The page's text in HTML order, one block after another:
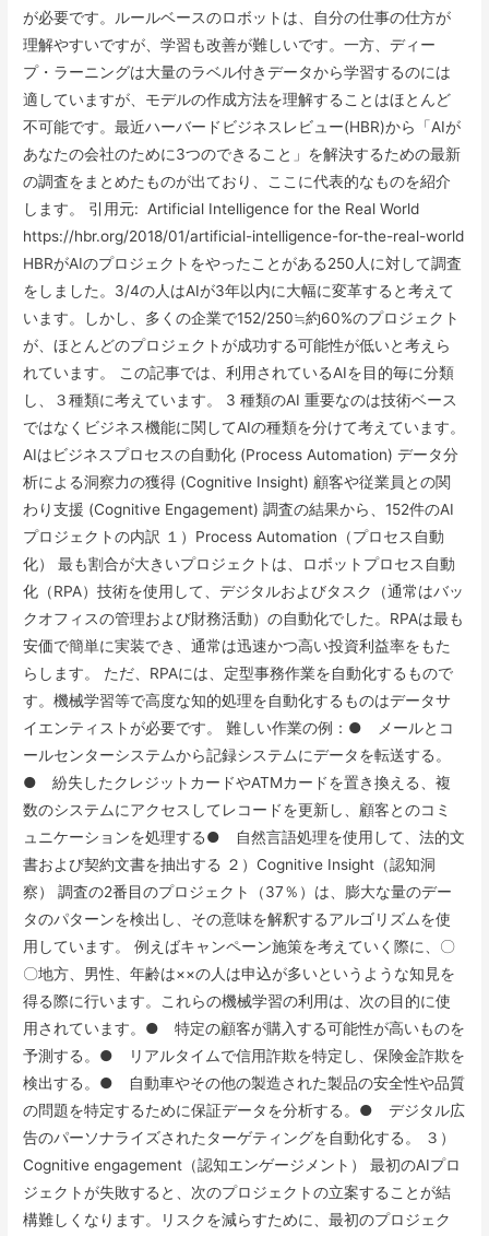
が必要です。ルールベースのロボットは、自分の仕事の仕方が
理解やすいですが、学習も改善が難しいです。一方、ディー
プ・ラーニングは大量のラベル付きデータから学習するのには
適していますが、モデルの作成方法を理解することはほとんど
不可能です。最近ハーバードビジネスレビュー(HBR)から「AIが
あなたの会社のために3つのできること」を解決するための最新
の調査をまとめたものが出ており、ここに代表的なものを紹介
します。 引用元: Artificial Intelligence for the Real World
https://hbr.org/2018/01/artificial-intelligence-for-the-real-world
HBRがAIのプロジェクトをやったことがある250人に対して調査
をしました。3/4の人はAIが3年以内に大幅に変革すると考えて
います。しかし、多くの企業で152/250≒約60%のプロジェクト
が、ほとんどのプロジェクトが成功する可能性が低いと考えら
れています。 この記事では、利用されているAIを目的毎に分類
し、３種類に考えています。 3 種類のAI 重要なのは技術ベース
ではなくビジネス機能に関してAIの種類を分けて考えています。
AIはビジネスプロセスの自動化 (Process Automation) データ分
析による洞察力の獲得 (Cognitive Insight) 顧客や従業員との関
わり支援 (Cognitive Engagement) 調査の結果から、152件のAI
プロジェクトの内訳 １）Process Automation（プロセス自動
化） 最も割合が大きいプロジェクトは、ロボットプロセス自動
化（RPA）技術を使用して、デジタルおよびタスク（通常はバッ
クオフィスの管理および財務活動）の自動化でした。RPAは最も
安価で簡単に実装でき、通常は迅速かつ高い投資利益率をもた
らします。 ただ、RPAには、定型事務作業を自動化するもので
す。機械学習等で高度な知的処理を自動化するものはデータサ
イエンティストが必要です。 難しい作業の例：● メールとコ
ールセンターシステムから記録システムにデータを転送する。
● 紛失したクレジットカードやATMカードを置き換える、複
数のシステムにアクセスしてレコードを更新し、顧客とのコミ
ュニケーションを処理する● 自然言語処理を使用して、法的文
書および契約文書を抽出する ２）Cognitive Insight（認知洞
察） 調査の2番目のプロジェクト（37％）は、膨大な量のデー
タのパターンを検出し、その意味を解釈するアルゴリズムを使
用しています。 例えばキャンペーン施策を考えていく際に、〇
〇地方、男性、年齢は××の人は申込が多いというような知見を
得る際に行います。これらの機械学習の利用は、次の目的に使
用されています。● 特定の顧客が購入する可能性が高いものを
予測する。● リアルタイムで信用詐欺を特定し、保険金詐欺を
検出する。● 自動車やその他の製造された製品の安全性や品質
の問題を特定するために保証データを分析する。● デジタル広
告のパーソナライズされたターゲティングを自動化する。 ３）
Cognitive engagement（認知エンゲージメント） 最初のAIプロ
ジェクトが失敗すると、次のプロジェクトの立案することが結
構難しくなります。リスクを減らすために、最初のプロジェク